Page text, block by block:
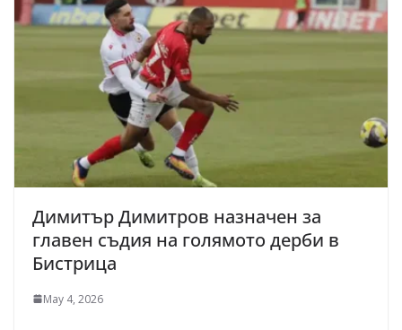
Димитър Димитров назначен за
главен съдия на голямото дерби в
Бистрица
May 4, 2026